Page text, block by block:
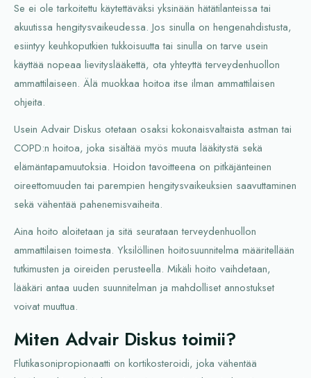
Se ei ole tarkoitettu käytettäväksi yksinään hätätilanteissa tai
akuutissa hengitysvaikeudessa. Jos sinulla on hengenahdistusta,
esiintyy keuhkoputkien tukkoisuutta tai sinulla on tarve usein
käyttää nopeaa lievityslääkettä, ota yhteyttä terveydenhuollon
ammattilaiseen. Älä muokkaa hoitoa itse ilman ammattilaisen
ohjeita.
Usein Advair Diskus otetaan osaksi kokonaisvaltaista astman tai
COPD:n hoitoa, joka sisältää myös muuta lääkitystä sekä
elämäntapamuutoksia. Hoidon tavoitteena on pitkäjänteinen
oireettomuuden tai parempien hengitysvaikeuksien saavuttaminen
sekä vähentää pahenemisvaiheita.
Aina hoito aloitetaan ja sitä seurataan terveydenhuollon
ammattilaisen toimesta. Yksilöllinen hoitosuunnitelma määritellään
tutkimusten ja oireiden perusteella. Mikäli hoito vaihdetaan,
lääkäri antaa uuden suunnitelman ja mahdolliset annostukset
voivat muuttua.
Miten Advair Diskus toimii?
Flutikasonipropionaatti on kortikosteroidi, joka vähentää